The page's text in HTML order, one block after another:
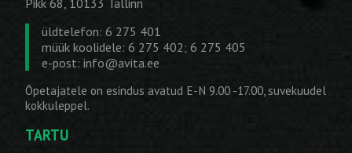
Pikk 68, 10133 Tallinn
üldtelefon: 6 275 401
müük koolidele: 6 275 402; 6 275 405
e-post: info@avita.ee
Õpetajatele on esindus avatud E-N 9.00 -17.00, suvekuudel
kokkuleppel.
TARTU